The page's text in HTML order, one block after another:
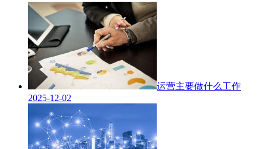
运营主要做什么工作
2025-12-02